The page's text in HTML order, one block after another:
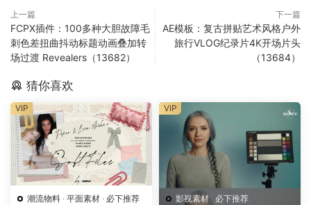
上一篇
FCPX插件：100多种大胆故障毛
刺色差扭曲抖动标题动画叠加转
场过渡 Revealers（13682）
下一篇
AE模板：复古拼贴艺术风格户外
旅行VLOG纪录片4K开场片头
（13684）
猜你喜欢
潮流物料 · 平面素材 · 必下推荐
VIP
影视素材 · 必下推荐
VIP